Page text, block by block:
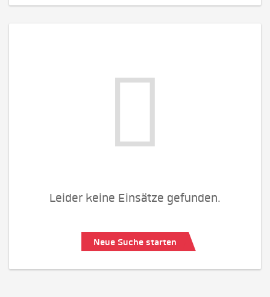
Leider keine Einsätze gefunden.
Neue Suche starten